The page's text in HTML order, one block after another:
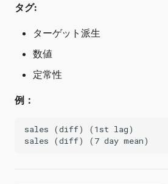
タグ:
ターゲット派生
数値
定常性
例：
sales (diff) (1st lag)